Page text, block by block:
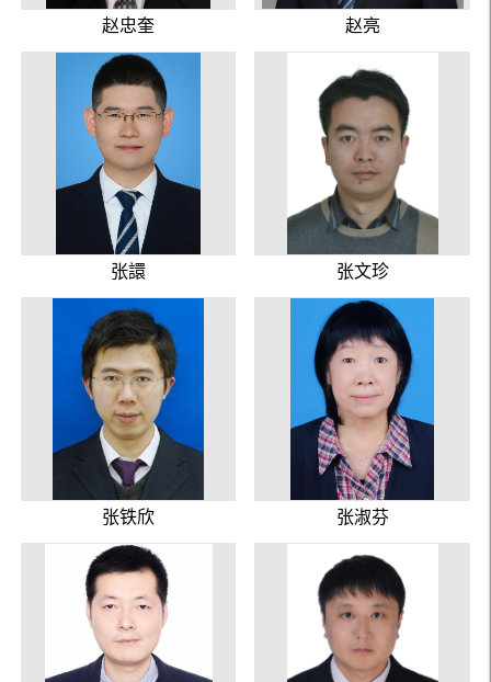
赵忠奎 赵亮
张譞 张文珍
张铁欣 张淑芬